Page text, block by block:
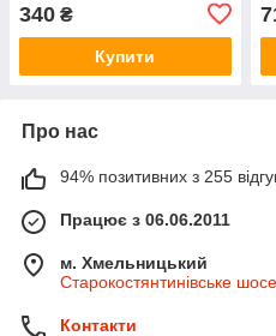
Renault (Оригінал) -
631422910R
340 ₴
Купити
Про нас
94% позитивних з 255
Працює з 06.06.2011
м. Хмельницький
Старокостянтинівське
Контакти